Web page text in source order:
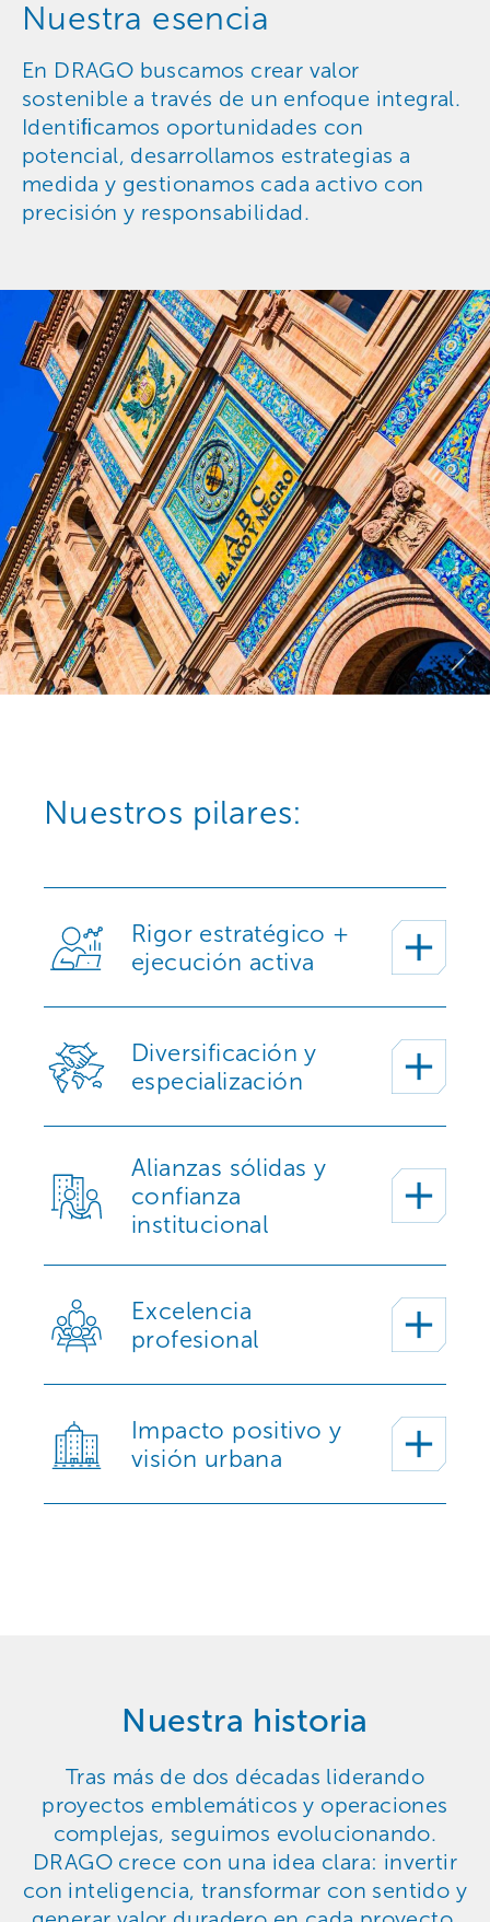
Nuestra esencia
En DRAGO buscamos crear valor
sostenible a través de un enfoque integral.
Identiﬁcamos oportunidades con
potencial, desarrollamos estrategias a
medida y gestionamos cada activo con
precisión y responsabilidad.
Nuestros pilares:
Rigor estratégico +
ejecución activa
Diversificación y
especialización
Alianzas sólidas y
confianza
institucional
Excelencia
profesional
Impacto positivo y
visión urbana
Nuestra historia
Tras más de dos décadas liderando
proyectos emblemáticos y operaciones
complejas, seguimos evolucionando.
DRAGO crece con una idea clara: invertir
con inteligencia, transformar con sentido y